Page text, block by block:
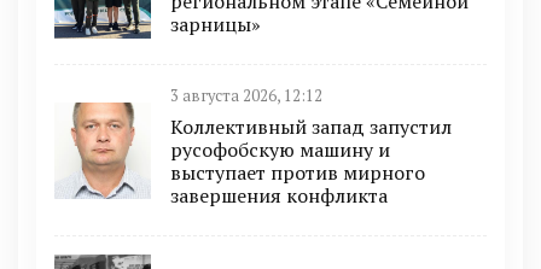
зарницы»
3 августа 2026, 12:12
Коллективный запад запустил
русофобскую машину и
выступает против мирного
завершения конфликта